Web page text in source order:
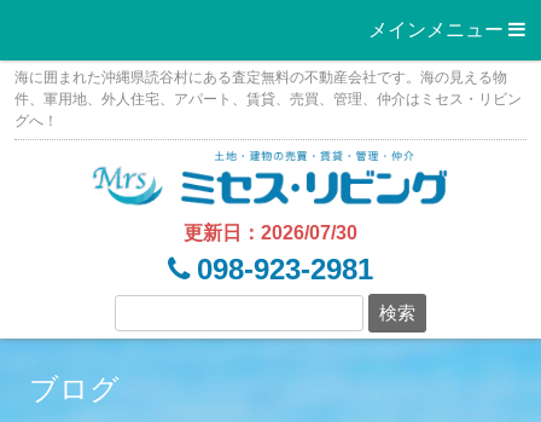
メインメニュー 
Skip
content
海に囲まれた沖縄県読谷村にある査定無料の不動産会社です。海の見える物
件、軍用地、外人住宅、アパート、賃貸、売買、管理、仲介はミセス・リビン
グへ！
更新日：2026/07/30
098-923-2981
ブログ